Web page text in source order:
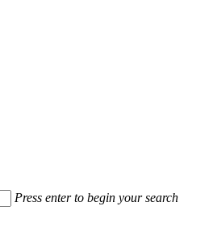
Press enter to begin your search